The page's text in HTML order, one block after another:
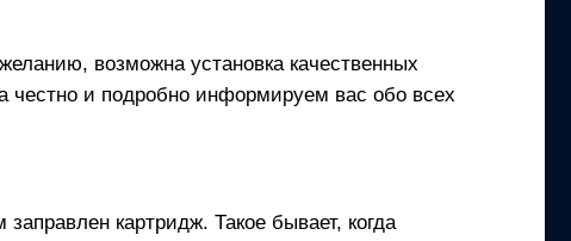
возможна установка качественных
честно и подробно информируем вас обо всех
картридж. Такое бывает, когда